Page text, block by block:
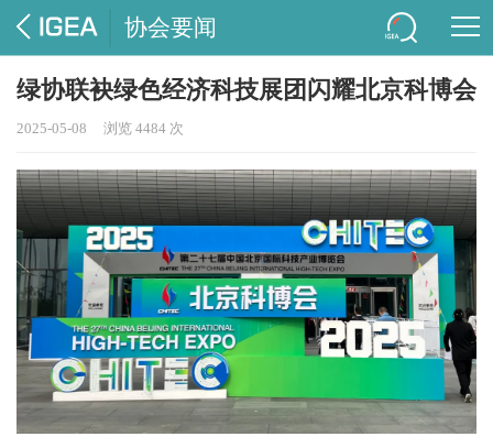
协会要闻
绿协联袂绿色经济科技展团闪耀北京科博会
2025-05-08 浏览 4484 次